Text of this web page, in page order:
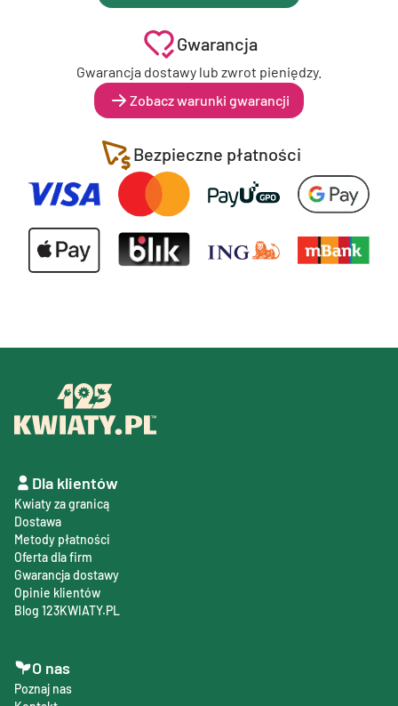
Gwarancja
Gwarancja dostawy lub zwrot pieniędzy.
Zobacz warunki gwarancji
Bezpieczne płatności
Dla klientów
Kwiaty za granicą
Dostawa
Metody płatności
Oferta dla firm
Gwarancja dostawy
Opinie klientów
Blog 123KWIATY.PL
O nas
Poznaj nas